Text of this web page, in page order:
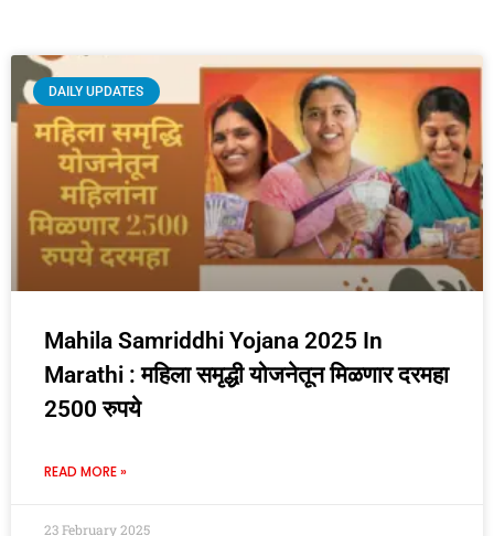
DAILY UPDATES
Mahila Samriddhi Yojana 2025 In
Marathi : महिला समृद्धी योजनेतून मिळणार दरमहा
2500 रुपये
READ MORE »
23 February 2025